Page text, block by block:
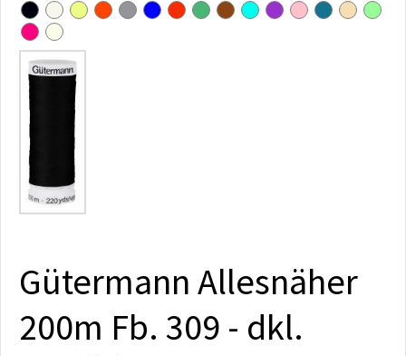
Gütermann Allesnäher
200m Fb. 309 - dkl.